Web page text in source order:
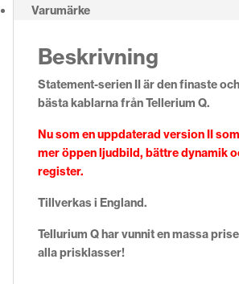
Varumärke
Beskrivning
Statement-serien II är den finaste
bästa kablarna från Tellerium Q.
Nu som en uppdaterad version II
mer öppen ljudbild, bättre dynamik
register.
Tillverkas i England.
Tellurium Q har vunnit en massa
alla prisklasser!